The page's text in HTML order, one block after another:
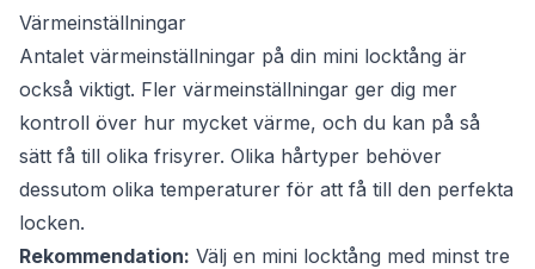
Värmeinställningar
Antalet värmeinställningar på din mini locktång är
också viktigt. Fler värmeinställningar ger dig mer
kontroll över hur mycket värme, och du kan på så
sätt få till olika frisyrer. Olika hårtyper behöver
dessutom olika temperaturer för att få till den perfekta
locken.
Rekommendation: Välj en mini locktång med minst tre